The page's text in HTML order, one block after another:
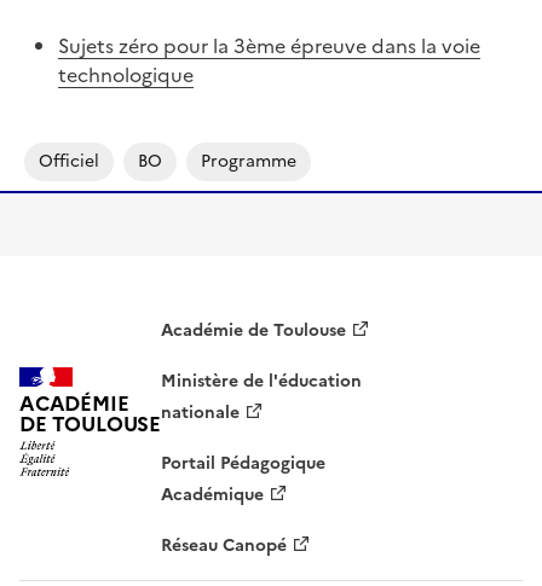
Sujets zéro pour la 3ème épreuve dans la voie
technologique
Officiel BO Programme
ACADÉMIE
DE TOULOUSE
Académie de Toulouse
Ministère de l'éducation
nationale
Portail Pédagogique
Académique
Réseau Canopé